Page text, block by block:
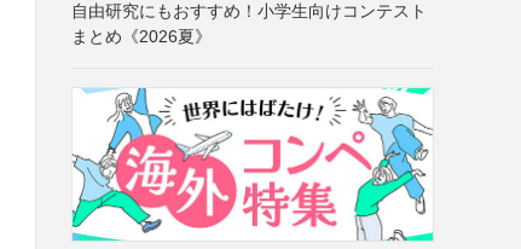
自由研究にもおすすめ！小学生向けコンテスト
まとめ《2026夏》